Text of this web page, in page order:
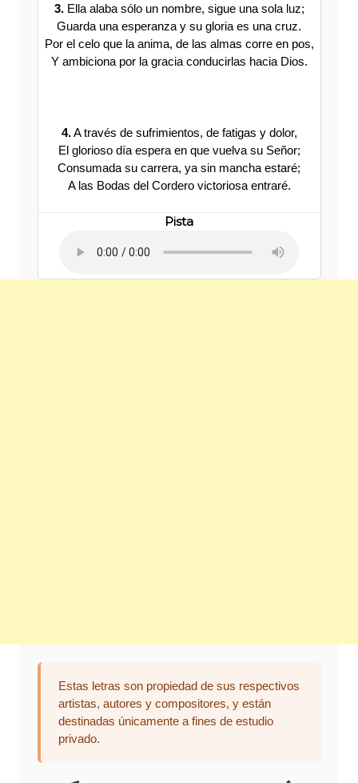
3.Ella alaba sólo un nombre, sigue una sola luz;
Guarda una esperanza y su gloria es una cruz.
Por el celo que la anima, de las almas corre en pos,
Y ambiciona por la gracia conducirlas hacia Dios.
4.A través de sufrimientos, de fatigas y dolor,
El glorioso día espera en que vuelva su Señor;
Consumada su carrera, ya sin mancha estaré;
A las Bodas del Cordero victoriosa entraré.
Pista
Estas letras son propiedad de sus respectivos
artistas, autores y compositores, y están
destinadas únicamente a fines de estudio
privado.